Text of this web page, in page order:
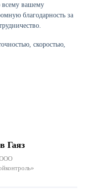
вашему
благодарность за
скоростью,
Гаяз
ООО